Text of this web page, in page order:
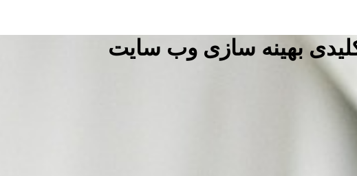
بهینه سازی وب سایت